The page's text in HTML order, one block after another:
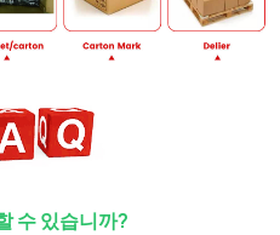
수 있습니까?